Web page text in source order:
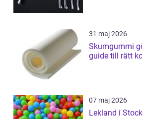
31 maj 2026
Skumgummi
guide till rätt
07 maj 2026
Lekland i